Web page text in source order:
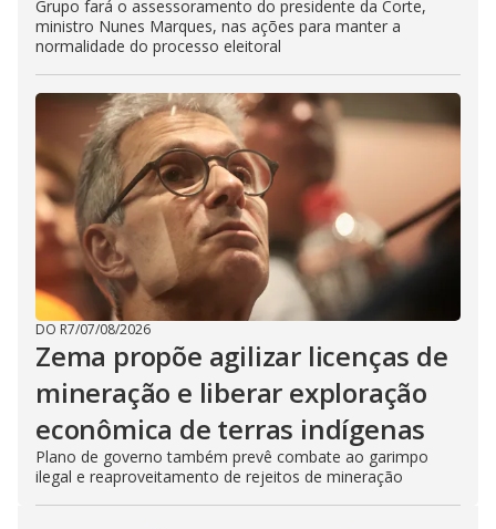
Grupo fará o assessoramento do presidente da Corte,
ministro Nunes Marques, nas ações para manter a
normalidade do processo eleitoral
DO R7/07/08/2026
Zema propõe agilizar licenças de
mineração e liberar exploração
econômica de terras indígenas
Plano de governo também prevê combate ao garimpo
ilegal e reaproveitamento de rejeitos de mineração